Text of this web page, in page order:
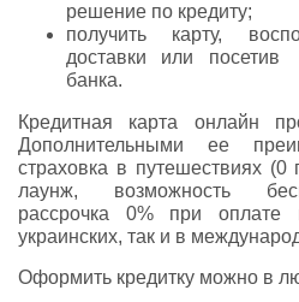
решение по кредиту;
получить карту,
доставки или
банка.
Кредитная карта онлайн
Дополнительными ее
страховка в путешествиях (0
лаунж, возможность
рассрочка 0% при оплате
украинских, так и в
Оформить кредитку можно в